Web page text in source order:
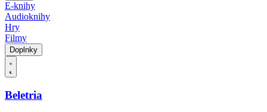
E-knihy
Audioknihy
Hry
Filmy
Doplnky
Beletria